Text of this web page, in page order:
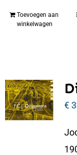
Toevoegen aan
winkelwagen
€